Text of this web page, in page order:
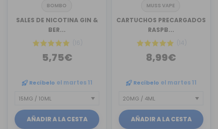
BOMBO
SALES DE NICOTINA GIN &
BER...
(16)
5,75€
Recíbelo el martes 11
AÑADIR A LA CESTA
MUSS VAPE
CARTUCHOS PRECARGADOS
RASPB...
(14)
8,99€
Recíbelo el martes 11
AÑADIR A LA CESTA